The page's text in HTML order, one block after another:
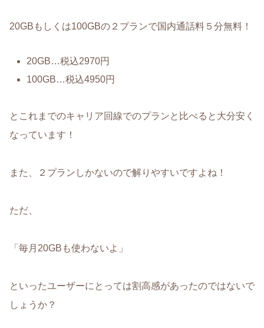
20GBもしくは100GBの２プランで国内通話料５分無料！
20GB…税込2970円
100GB…税込4950円
とこれまでのキャリア回線でのプランと比べると大分安く
なっています！
また、２プランしかないので解りやすいですよね！
ただ、
「毎月20GBも使わないよ」
といったユーザーにとっては割高感があったのではないで
しょうか？